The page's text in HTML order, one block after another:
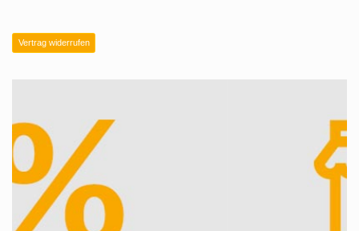
Vertrag widerrufen